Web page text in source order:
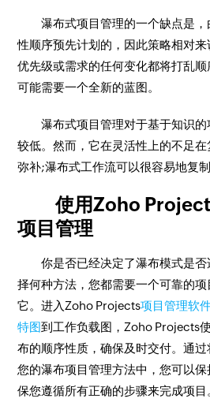
瀑布式项目管理的一个缺点是，
性顺序预先计划的，因此策略相对
优先级或需求的任何变化都将打乱
可能需要一个全新的蓝图。
瀑布式项目管理对于基于知识的
较低。然而，它在灵活性上的不足
弥补;瀑布式工作流可以很容易地复
使用Zoho
项目管理
你是否已经决定了瀑布模式是否
择何种方法，您都需要一个可靠的
它。进入Zoho Projects项目管理软
特图到工作负载图，Zoho Projects
布的顺序性质，确保及时交付。通
您的瀑布项目管理方法中，您可以
保您遵循所有正确的步骤来完成项目